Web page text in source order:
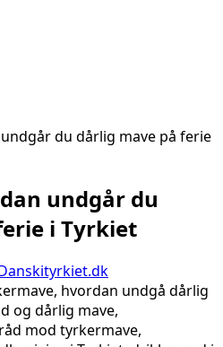
du dårlig mave på ferie
undgår du
i Tyrkiet